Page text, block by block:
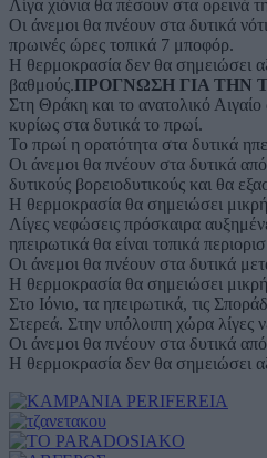
Λίγα χιόνια θα πέσουν στα ορεινά
Οι άνεμοι θα πνέουν στα δυτικά
πρωινές ώρες τοπικά 7 μποφόρ.
Η θερμοκρασία δεν θα σημειώσει
βαθμούς.ΠΡΟΓΝΩΣΗ ΓΙΑ ΤΗΝ
Στη Θράκη και το ανατολικό
κυρίως στα δυτικά το πρωί.
Το πρωί η ορατότητα στα δυτικά
Οι άνεμοι θα πνέουν στα δυτικά
δυτικούς βορειοδυτικούς και θα
Η θερμοκρασία θα σημειώσει
Λίγες νεφώσεις πρόσκαιρα
ηπειρωτικά θα είναι τοπικά
Οι άνεμοι θα πνέουν στα δυτικά
Η θερμοκρασία θα σημειώσει
Στο Ιόνιο, τα ηπειρωτικά, τις
Στερεά. Στην υπόλοιπη χώρα λίγες
Οι άνεμοι θα πνέουν στα δυτικά
Η θερμοκρασία δεν θα σημειώσει